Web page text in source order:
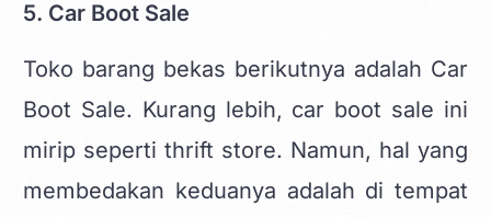
5. Car Boot Sale
Toko barang bekas berikutnya adalah Car
Boot Sale. Kurang lebih, car boot sale ini
mirip seperti thrift store. Namun, hal yang
membedakan keduanya adalah di tempat